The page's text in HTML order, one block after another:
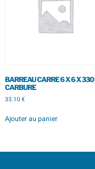
BARREAU CARRE 6 X 6 X 330
CARBURE
33.10 €
Ajouter au panier